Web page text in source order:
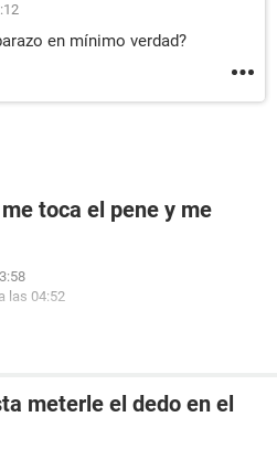
en mínimo verdad?
toca el pene y me
las 04:52
meterle el dedo en el